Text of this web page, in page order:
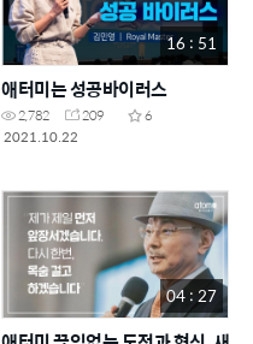
16 : 51
애터미는 성공바이러스
2,782 209
6
2021.10.22
04 : 27